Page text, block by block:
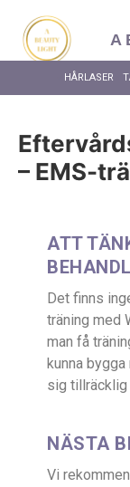
content
A
HÅRLASER
– EMS-
ATT
Det finns
träning med
man få
kunna
sig tillräcklig
NÄSTA
Vi